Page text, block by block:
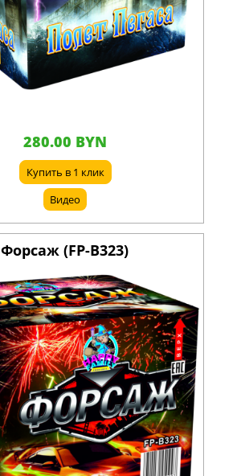
280.00 BYN
Купить в 1 клик
Видео
Форсаж (FP-B323)